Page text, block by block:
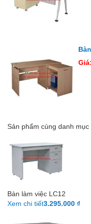
Sản phẩm cùng danh mục
Bàn làm việc LC12
Xem chi tiết3.295.000 ₫